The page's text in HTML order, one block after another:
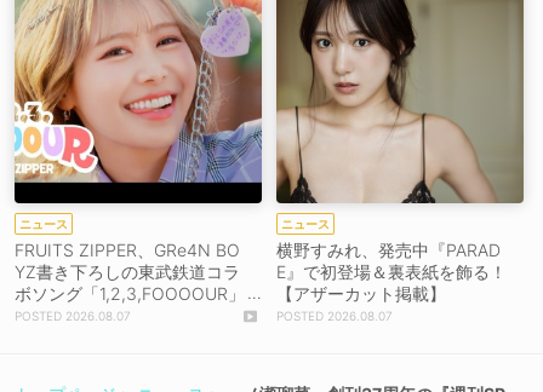
ニュース
FRUITS ZIPPER、GRe4N BO
YZ書き下ろしの東武鉄道コラ
ボソング「1,2,3,FOOOOUR」
をリリース＆MV公開！
2026.08.07
ニュース
横野すみれ、発売中『PARAD
E』で初登場＆裏表紙を飾る！
【アザーカット掲載】
2026.08.07